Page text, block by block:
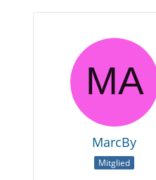
MarcBy
Mitglied